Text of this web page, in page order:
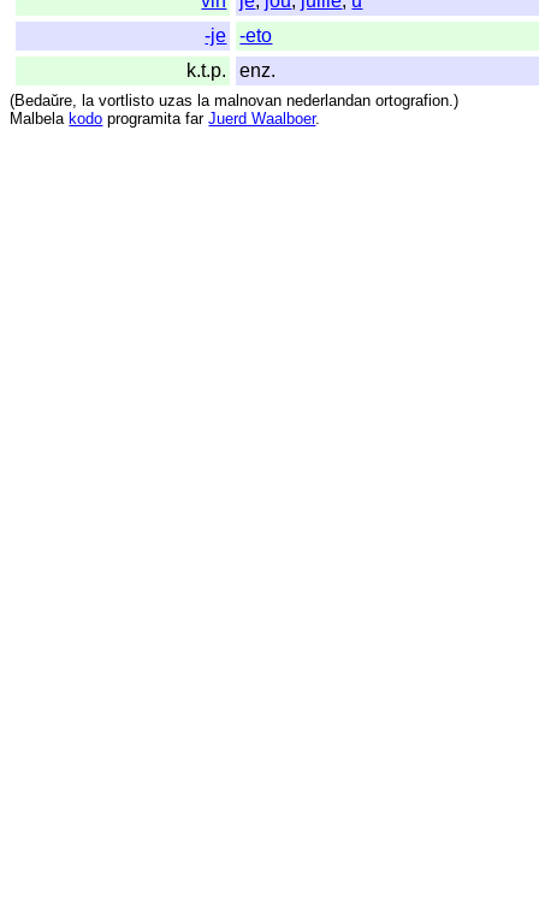
-je
-eto
k.t.p.
enz.
(Bedaŭre, la vortlisto uzas la malnovan nederlandan ortografion.)
Malbela kodo programita far Juerd Waalboer.